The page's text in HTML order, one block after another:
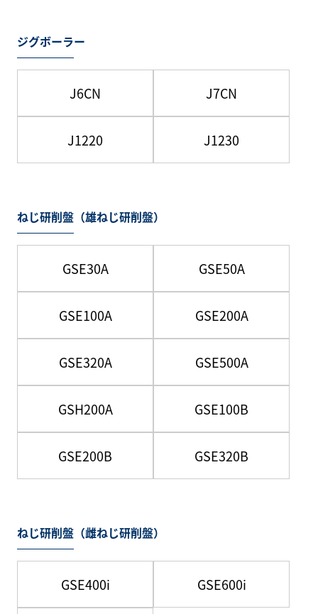
ジグボーラー
J6CN J7CN
J1220 J1230
ねじ研削盤（雄ねじ研削盤）
GSE30A GSE50A
GSE100A GSE200A
GSE320A GSE500A
GSH200A GSE100B
GSE200B GSE320B
ねじ研削盤（雌ねじ研削盤）
GSE400i GSE600i